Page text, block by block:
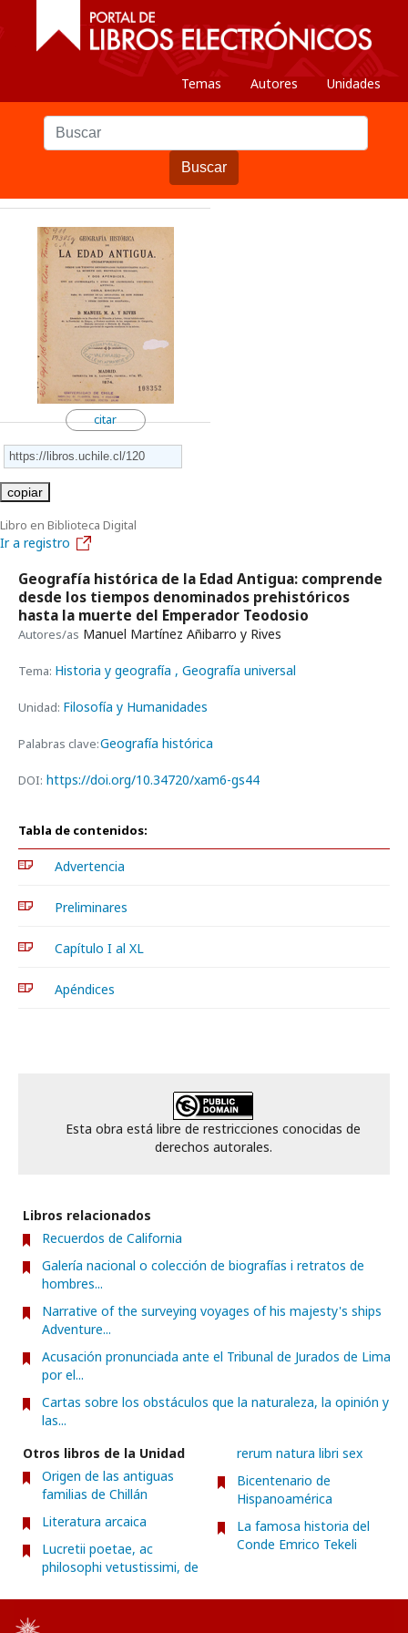
Temas Autores Unidades
Buscar
citar
copiar
Libro en Biblioteca Digital
Ir a registro
Geografía histórica de la Edad Antigua: comprende
desde los tiempos denominados prehistóricos
hasta la muerte del Emperador Teodosio
Autores/as Manuel Martínez Añibarro y Rives
Tema: Historia y geografía , Geografía universal
Unidad: Filosofía y Humanidades
Palabras clave:Geografía histórica
DOI: https://doi.org/10.34720/xam6-gs44
Tabla de contenidos:
Advertencia
Preliminares
Capítulo I al XL
Apéndices
Esta obra está libre de restricciones conocidas de
derechos autorales.
Libros relacionados
Recuerdos de California
Galería nacional o colección de biografías i retratos de
hombres...
Narrative of the surveying voyages of his majesty's ships
Adventure...
Acusación pronunciada ante el Tribunal de Jurados de Lima
por el...
Cartas sobre los obstáculos que la naturaleza, la opinión y
las...
Otros libros de la Unidad
Origen de las antiguas
familias de Chillán
Literatura arcaica
Lucretii poetae, ac
philosophi vetustissimi, de
rerum natura libri sex
Bicentenario de
Hispanoamérica
La famosa historia del
Conde Emrico Tekeli